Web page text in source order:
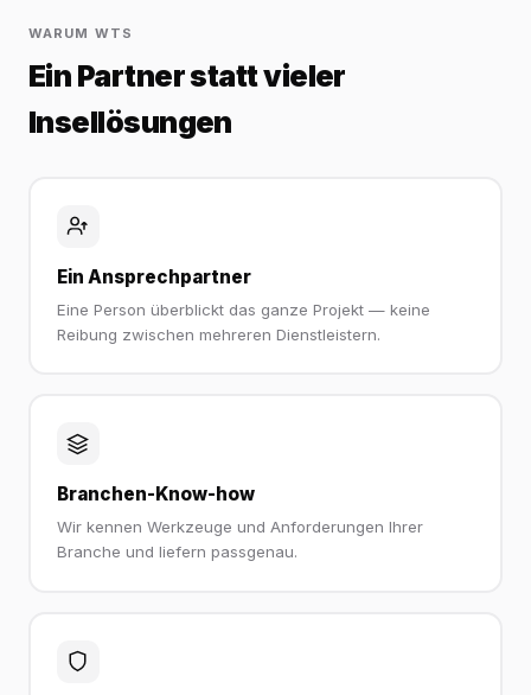
WARUM WTS
Ein Partner statt vieler
Insellösungen
Ein Ansprechpartner
Eine Person überblickt das ganze Projekt — keine
Reibung zwischen mehreren Dienstleistern.
Branchen-Know-how
Wir kennen Werkzeuge und Anforderungen Ihrer
Branche und liefern passgenau.